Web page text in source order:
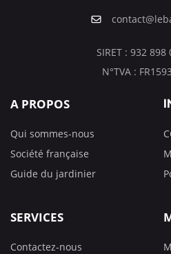
SIRET : 932 898
N°TVA :
A PROPOS
Qui sommes-nous
Société française
Guide du jardinier
SERVICES
Contactez-nous